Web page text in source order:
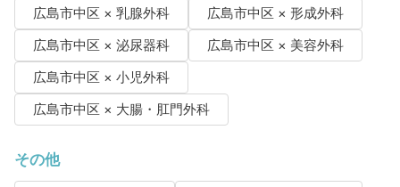
広島市中区 × 乳腺外科
広島市中区 × 形成外科
広島市中区 × 泌尿器科
広島市中区 × 美容外科
広島市中区 × 小児外科
広島市中区 × 大腸・肛門外科
その他